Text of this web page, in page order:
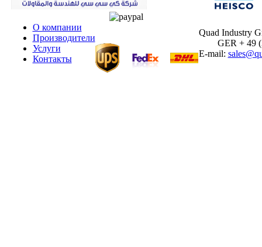
О компании
Производители
Услуги
Контакты
Quad Industry
GER + 49
E-mail: